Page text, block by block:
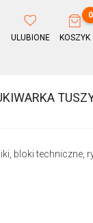
ULUBIONE
0
KOSZYK
bloki techniczne,